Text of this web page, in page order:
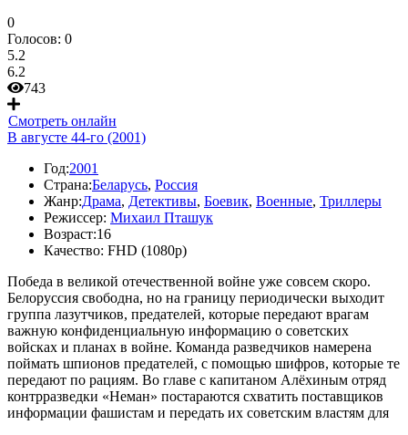
0
Голосов: 0
5.2
6.2
743
Смотреть онлайн
В августе 44-го (2001)
Год:2001
Страна:Беларусь, Россия
Жанр:Драма, Детективы, Боевик, Военные, Триллеры
Режиссер: Михаил Пташук
Возраст:16
Качество: FHD (1080p)
Победа в великой отечественной войне уже совсем скоро.
Белоруссия свободна, но на границу периодически выходит
группа лазутчиков, предателей, которые передают врагам
важную конфиденциальную информацию о советских
войсках и планах в войне. Команда разведчиков намерена
поймать шпионов предателей, с помощью шифров, которые те
передают по рациям. Во главе с капитаном Алёхиным отряд
контрразведки «Неман» постараются схватить поставщиков
информации фашистам и передать их советским властям для